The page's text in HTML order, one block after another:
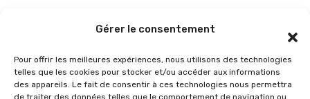
Gérer le consentement
Pour offrir les meilleures expériences, nous utilisons des technologies
telles que les cookies pour stocker et/ou accéder aux informations
des appareils. Le fait de consentir à ces technologies nous permettra
de traiter des données telles que le comportement de navigation ou